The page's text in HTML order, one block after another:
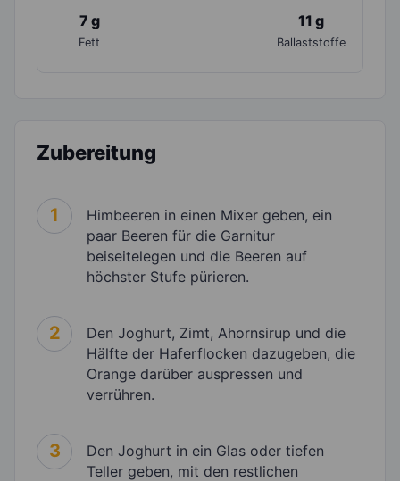
7 g
Fett
11 g
Ballaststoffe
Zubereitung
1
Himbeeren in einen Mixer geben, ein
paar Beeren für die Garnitur
beiseitelegen und die Beeren auf
höchster Stufe pürieren.
2
Den Joghurt, Zimt, Ahornsirup und die
Hälfte der Haferflocken dazugeben, die
Orange darüber auspressen und
verrühren.
3
Den Joghurt in ein Glas oder tiefen
Teller geben, mit den restlichen